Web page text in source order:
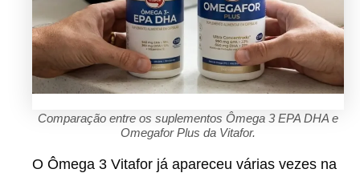
Comparação entre os suplementos Ômega 3 EPA DHA e
Omegafor Plus da Vitafor.
O Ômega 3 Vitafor já apareceu várias vezes na